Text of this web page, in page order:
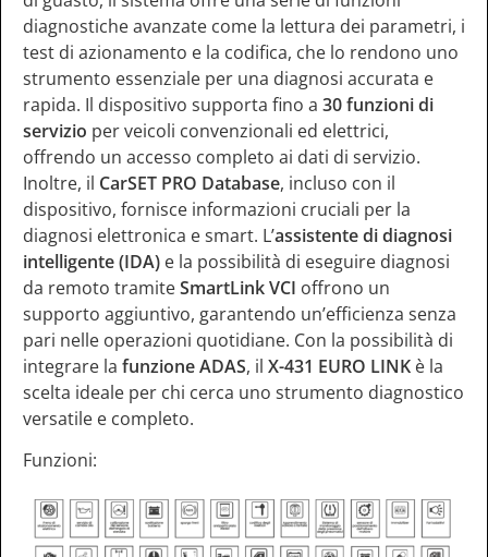
diagnostiche avanzate come la lettura dei parametri, i
test di azionamento e la codifica, che lo rendono uno
strumento essenziale per una diagnosi accurata e
rapida. Il dispositivo supporta fino a 30 funzioni di
servizio per veicoli convenzionali ed elettrici,
offrendo un accesso completo ai dati di servizio.
Inoltre, il CarSET PRO Database, incluso con il
dispositivo, fornisce informazioni cruciali per la
diagnosi elettronica e smart. L’assistente di diagnosi
intelligente (IDA) e la possibilità di eseguire diagnosi
da remoto tramiteSmartLink VCI offrono un
supporto aggiuntivo, garantendo un’efficienza senza
pari nelle operazioni quotidiane. Con la possibilità di
integrare la funzione ADAS, il X-431 EURO LINK è la
scelta ideale per chi cerca uno strumento diagnostico
versatile e completo.
Funzioni: